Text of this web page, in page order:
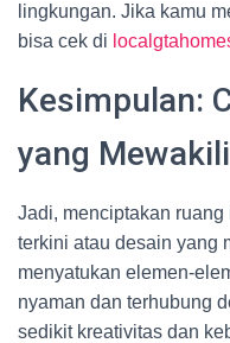
lingkungan. Jika kamu
bisa cek di
Kesimpulan:
yang
Jadi, menciptakan
terkini atau desain yang
menyatukan elemen-
nyaman dan terhubung
sedikit kreativitas dan